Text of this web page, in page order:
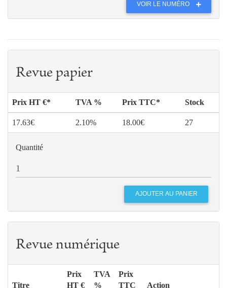
VOIR LE NUMÉRO
Revue papier
Prix HT €* TVA % Prix TTC* Stock
17.63€ 2.10% 18.00€ 27
Quantité
Revue numérique
Titre
Prix
HT €
TVA
%
Prix
TTC
Action